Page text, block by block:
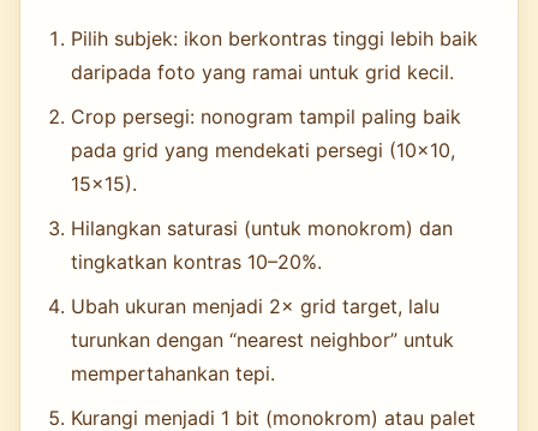
Pilih subjek: ikon berkontras tinggi lebih baik
daripada foto yang ramai untuk grid kecil.
Crop persegi: nonogram tampil paling baik
pada grid yang mendekati persegi (10×10,
15×15).
Hilangkan saturasi (untuk monokrom) dan
tingkatkan kontras 10–20%.
Ubah ukuran menjadi 2× grid target, lalu
turunkan dengan “nearest neighbor” untuk
mempertahankan tepi.
Kurangi menjadi 1 bit (monokrom) atau palet